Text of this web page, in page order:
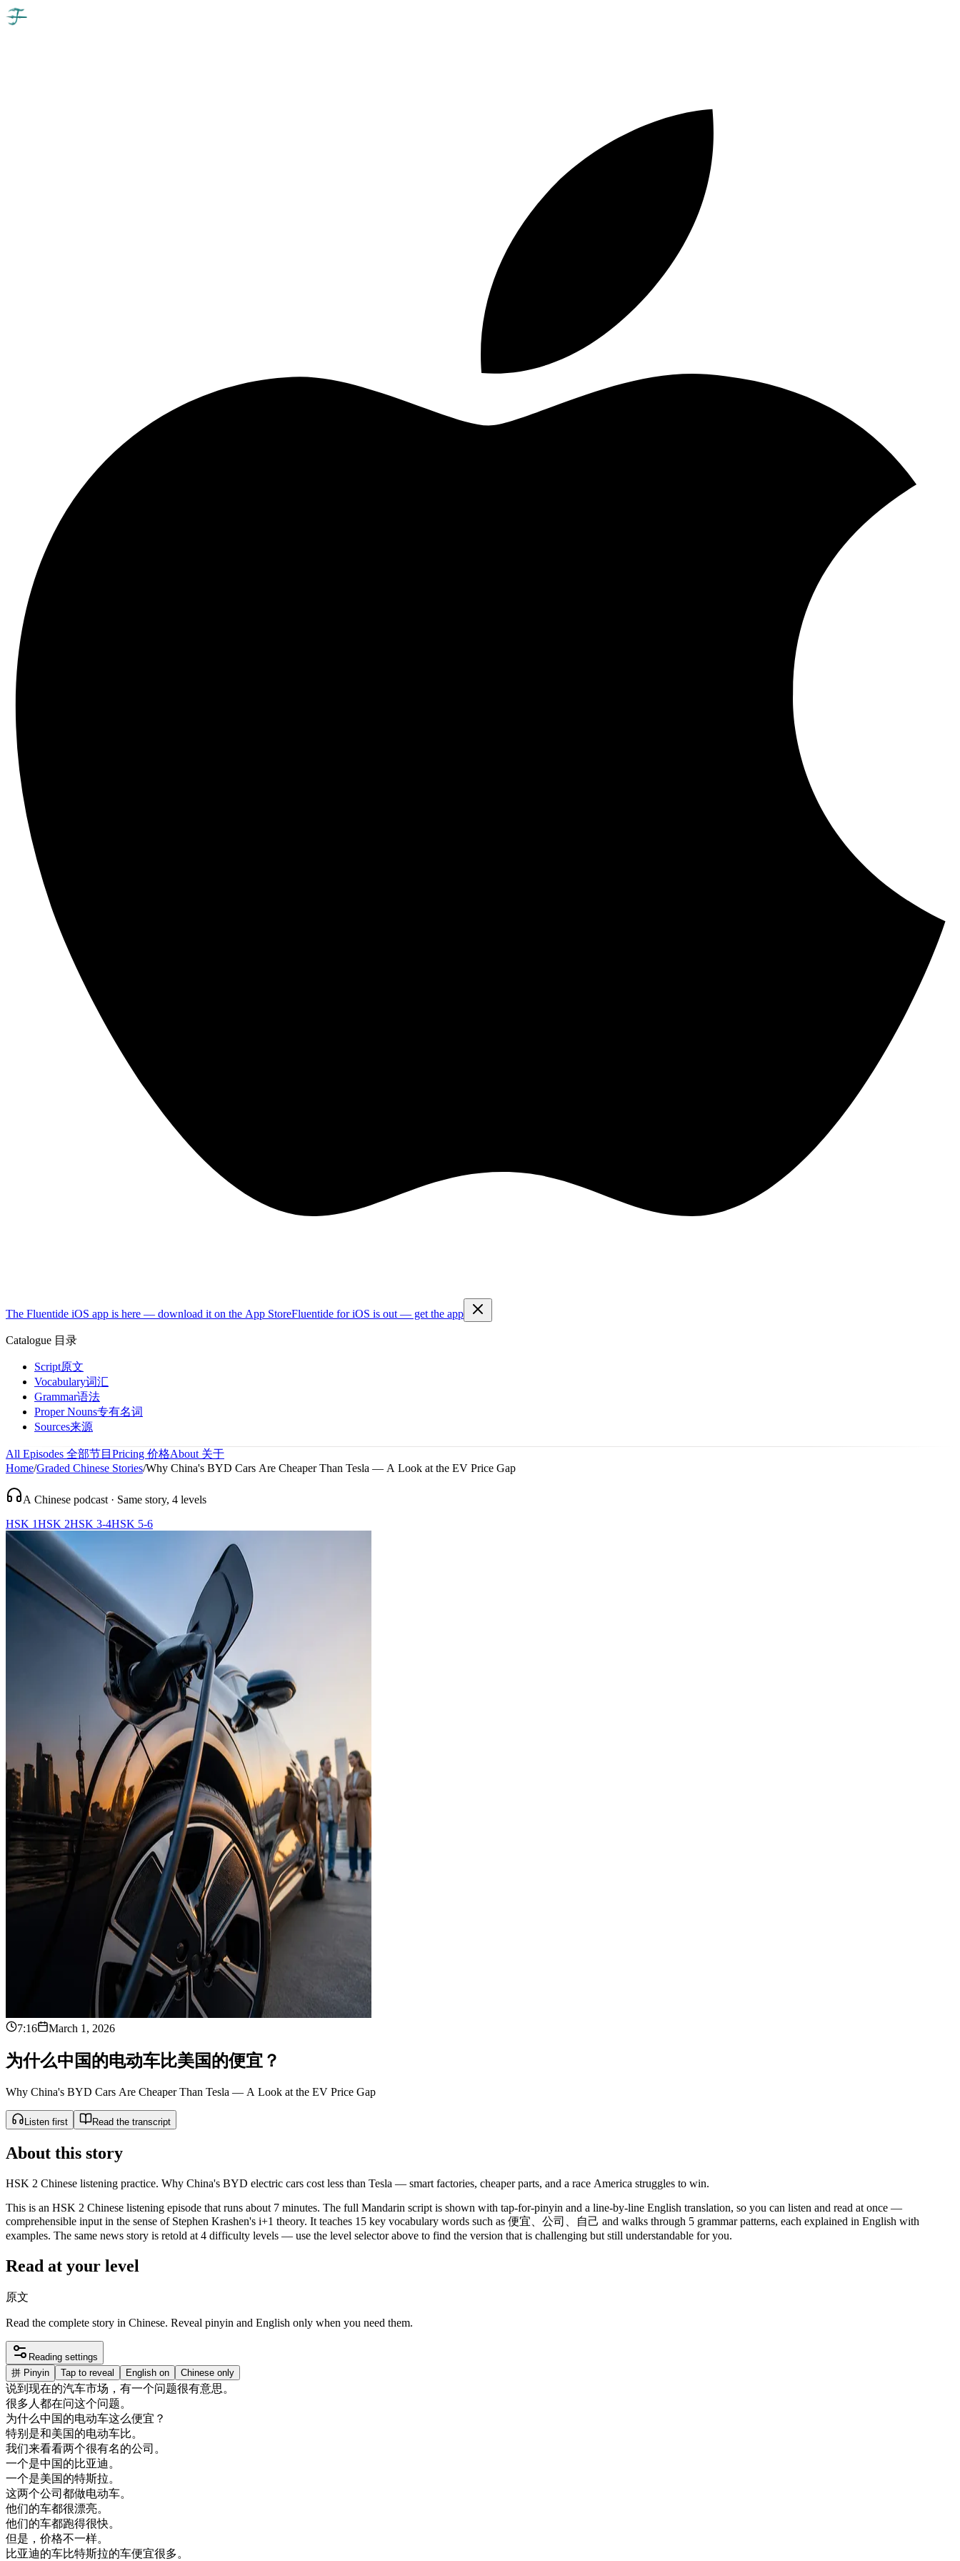
The Fluentide iOS app is here — download it on the App StoreFluentide for iOS is out — get the app
Catalogue 目录
Script原文
Vocabulary词汇
Grammar语法
Proper Nouns专有名词
Sources来源
All Episodes 全部节目 Pricing 价格About 关于
Home/Graded Chinese Stories/Why China's BYD Cars Are Cheaper Than Tesla — A Look at the EV Price Gap
A Chinese podcast · Same story, 4 levels
HSK 1HSK 2HSK 3-4HSK 5-6
7:16 March 1, 2026
为什么中 国的电动车比美国的便宜 ？
Why China's BYD Cars Are Cheaper Than Tesla — A Look at the EV Price Gap
Listen first Read the transcript
About this story
HSK 2 Chinese listening practice. Why China's BYD electric cars cost less than Tesla — smart factories, cheaper parts, and a race America struggles to win.
This is an HSK 2 Chinese listening episode that runs about 7 minutes. The full Mandarin script is shown with tap-for-pinyin and a line-by-line English translation, so you can listen and read at once —
comprehensible input in the sense of Stephen Krashen's i+1 theory. It teaches 15 key vocabulary words such as 便宜、公司、自己 and walks through 5 grammar patterns, each explained in English with
examples. The same news story is retold at 4 difficulty levels — use the level selector above to find the version that is challenging but still understandable for you.
Read at your level
原文
Read the complete story in Chinese. Reveal pinyin and English only when you need them.
Reading settings
拼 Pinyin Tap to reveal English on Chinese only
说到 现在的汽车市场 ， 有一个问题很有意思。
很多 人 都在问这个问题。
为什么中国的电动车这么便宜 ？
特别 是和美国的电动车比。
我们来看看两个很有名的公司 。
一个是中国的比亚迪 。
一个是美国的特斯拉。
这两个公司 都做电动车。
他们的车都很漂亮。
他们的车都跑得很快。
但是 ， 价格不一样。
比亚迪的车比特斯拉的车便宜很多。